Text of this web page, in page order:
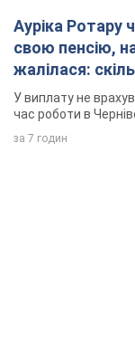
Ауріка Ротару
свою пенсію,
жалілася:
співачка
У виплату не
час роботи в
за 7 годин